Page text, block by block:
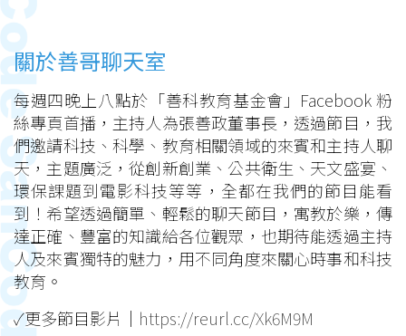
關於善哥聊天室
每週四晚上八點於「善科教育基金會」Facebook 粉
絲專頁首播，主持人為張善政董事長，透過節目，我
們邀請科技、科學、教育相關領域的來賓和主持人聊
天，主題廣泛，從創新創業、公共衛生、天文盛宴、
環保課題到電影科技等等，全都在我們的節目能看
到！希望透過簡單、輕鬆的聊天節目，寓教於樂，傳
達正確、豐富的知識給各位觀眾，也期待能透過主持
人及來賓獨特的魅力，用不同角度來關心時事和科技
教育。
✓更多節目影片｜ https://reurl.cc/Xk6M9M